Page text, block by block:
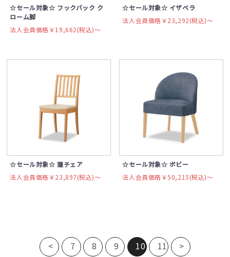
☆セール対象☆ フックバック ク
ローム脚
法人会員価格￥19,662(税込)〜
☆セール対象☆ イザベラ
法人会員価格￥23,292(税込)〜
☆セール対象☆ 蓮チェア
法人会員価格￥23,897(税込)〜
☆セール対象☆ ボビー
法人会員価格￥50,215(税込)〜
< 7 8 9 10 11 >